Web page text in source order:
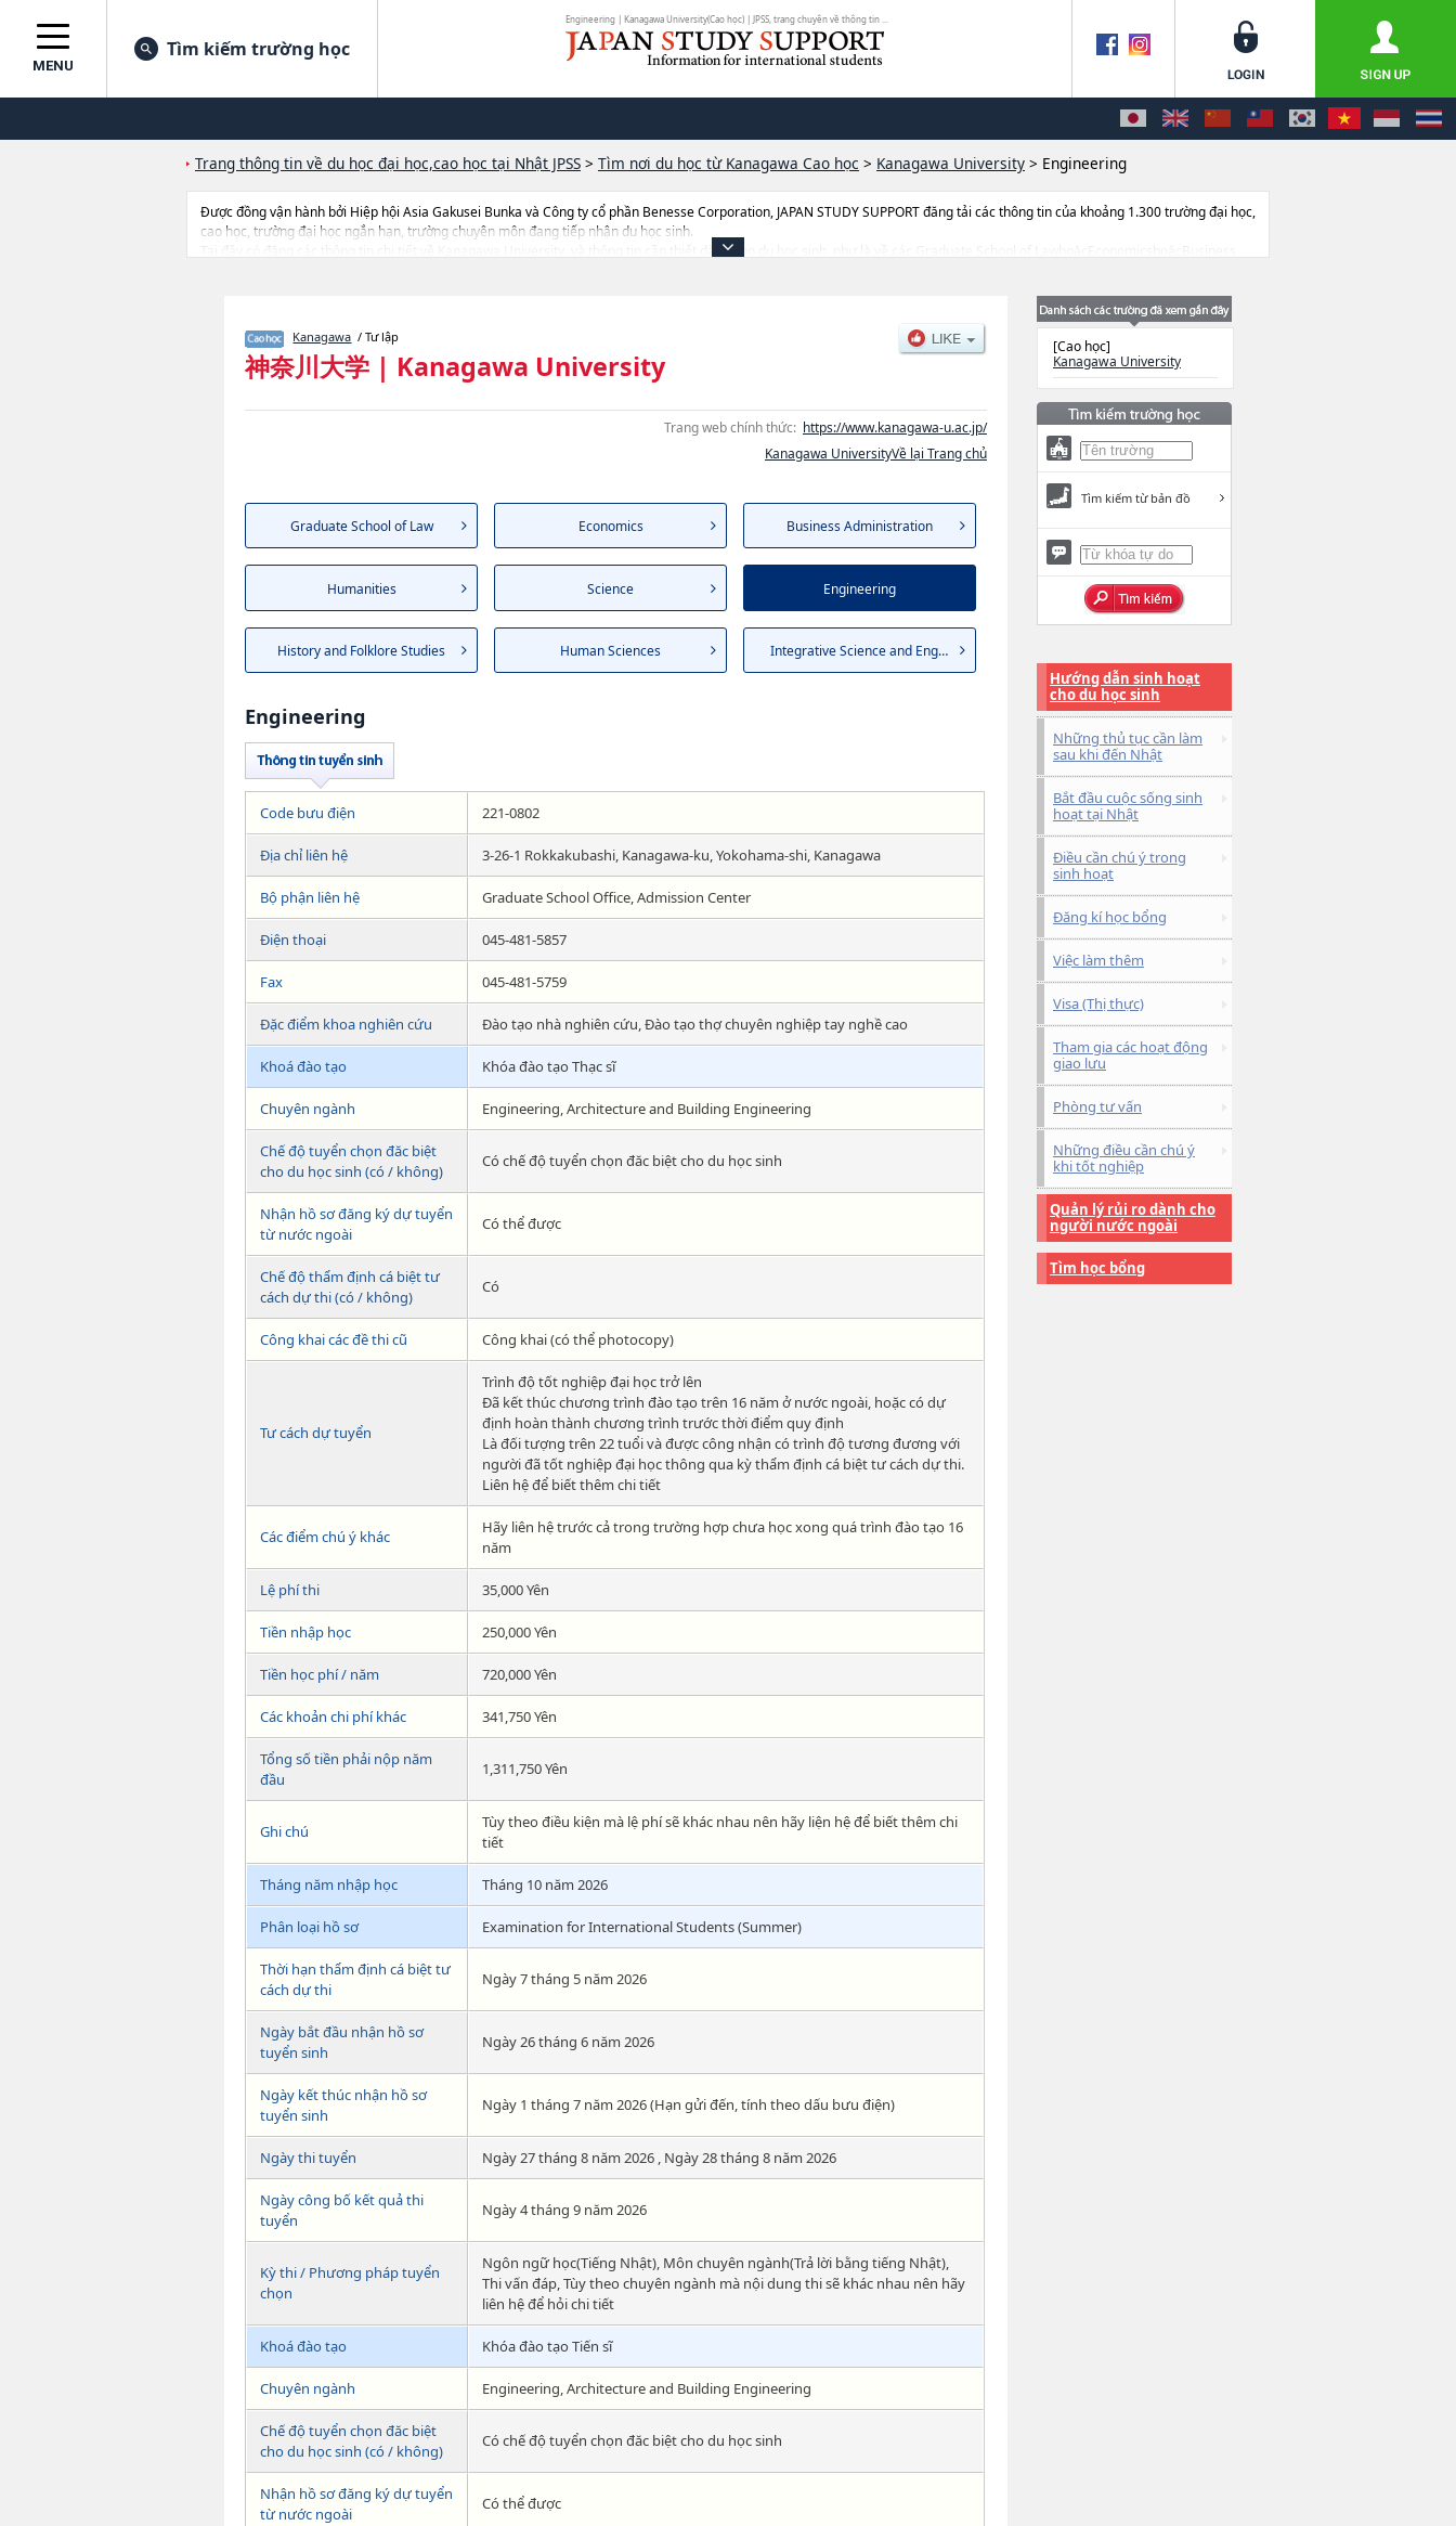
Engineering | Kanagawa University(Cao học) | JPSS, trang chuyên về thông tin ...
MENU
Tìm kiếm trường học
Trang thông tin về du học đại học,cao học tại Nhật JPSS > Tìm nơi du học từ Kanagawa Cao học > Kanagawa University > Engineering
Được đồng vận hành bởi Hiệp hội Asia Gakusei Bunka và Công ty cổ phần Benesse Corporation, JAPAN STUDY SUPPORT đăng tải các thông tin của khoảng 1.300 trường đại học,
cao học, trường đại học ngắn hạn, trường chuyên môn đang tiếp nhận du học sinh.
Tại đây có đăng các thông tin chi tiết về Kanagawa University, và thông tin cần thiết dành cho du học sinh, như là về các Graduate School of LawhoặcEconomicshoặcBusiness
Kanagawa / Tư lập
神奈川大学 | Kanagawa University
Trang web chính thức: https://www.kanagawa-u.ac.jp/
Kanagawa UniversityVề lại Trang chủ
Graduate School of Law Economics Business Administration
Humanities Science Engineering
History and Folklore Studies Human Sciences Integrative Science and Engin...
Engineering
Code bưu điện 221-0802
Địa chỉ liên hệ 3-26-1 Rokkakubashi, Kanagawa-ku, Yokohama-shi, Kanagawa
Bộ phận liên hệ Graduate School Office, Admission Center
Điện thoại 045-481-5857
Fax 045-481-5759
Đặc điểm khoa nghiên cứu Đào tạo nhà nghiên cứu, Đào tạo thợ chuyên nghiệp tay nghề cao
Khoá đào tạo Khóa đào tạo Thạc sĩ
Chuyên ngành Engineering, Architecture and Building Engineering
Chế độ tuyển chọn đăc biệt
cho du học sinh (có / không)
Có chế độ tuyển chọn đăc biệt cho du học sinh
Nhận hồ sơ đăng ký dự tuyển
từ nước ngoài
Có thể được
Chế độ thẩm định cá biệt tư
cách dự thi (có / không)
Có
Công khai các đề thi cũ Công khai (có thể photocopy)
Tư cách dự tuyển
Trình độ tốt nghiệp đại học trở lên
Đã kết thúc chương trình đào tạo trên 16 năm ở nước ngoài, hoặc có dự
định hoàn thành chương trình trước thời điểm quy định
Là đối tượng trên 22 tuổi và được công nhận có trình độ tương đương với
người đã tốt nghiệp đại học thông qua kỳ thẩm định cá biệt tư cách dự thi.
Liên hệ để biết thêm chi tiết
Các điểm chú ý khác
Hãy liên hệ trước cả trong trường hợp chưa học xong quá trình đào tạo 16
năm
Lệ phí thi 35,000 Yên
Tiền nhập học 250,000 Yên
Tiền học phí / năm 720,000 Yên
Các khoản chi phí khác 341,750 Yên
Tổng số tiền phải nộp năm
đầu
1,311,750 Yên
Ghi chú
Tùy theo điều kiện mà lệ phí sẽ khác nhau nên hãy liện hệ để biết thêm chi
tiết
Tháng năm nhập học Tháng 10 năm 2026
Phân loại hồ sơ Examination for International Students (Summer)
Thời hạn thẩm định cá biệt tư
cách dự thi
Ngày 7 tháng 5 năm 2026
Ngày bắt đầu nhận hồ sơ
tuyển sinh
Ngày 26 tháng 6 năm 2026
Ngày kết thúc nhận hồ sơ
tuyển sinh
Ngày 1 tháng 7 năm 2026 (Hạn gửi đến, tính theo dấu bưu điện)
Ngày thi tuyển Ngày 27 tháng 8 năm 2026 , Ngày 28 tháng 8 năm 2026
Ngày công bố kết quả thi
tuyển
Ngày 4 tháng 9 năm 2026
Kỳ thi / Phương pháp tuyển
chọn
Ngôn ngữ học(Tiếng Nhật), Môn chuyên ngành(Trả lời bằng tiếng Nhật),
Thi vấn đáp, Tùy theo chuyên ngành mà nội dung thi sẽ khác nhau nên hãy
liên hệ để hỏi chi tiết
Khoá đào tạo Khóa đào tạo Tiến sĩ
Chuyên ngành Engineering, Architecture and Building Engineering
Chế độ tuyển chọn đăc biệt
cho du học sinh (có / không)
Có chế độ tuyển chọn đăc biệt cho du học sinh
Nhận hồ sơ đăng ký dự tuyển
từ nước ngoài
Có thể được
[Cao học]
Kanagawa University
Tìm kiếm từ bản đồ
Hướng dẫn sinh hoạt
cho du học sinh
Những thủ tục cần làm
sau khi đến Nhật
Bắt đầu cuộc sống sinh
hoạt tại Nhật
Điều cần chú ý trong
sinh hoạt
Đăng kí học bổng
Việc làm thêm
Visa (Thị thực)
Tham gia các hoạt động
giao lưu
Phòng tư vấn
Những điều cần chú ý
khi tốt nghiệp
Quản lý rủi ro dành cho
người nước ngoài
Tìm học bổng